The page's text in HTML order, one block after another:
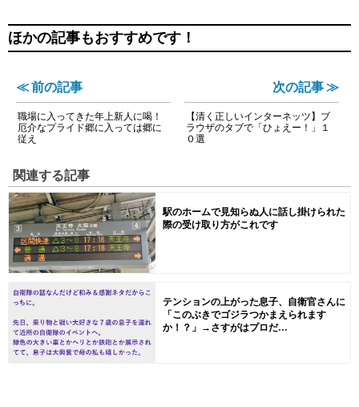
ほかの記事もおすすめです！
≪ 前の記事
職場に入ってきた年上新人に喝！
厄介なプライド郷に入っては郷に
従え
次の記事 ≫
【清く正しいインターネッツ】ブ
ラウザのタブで「ひょえー！」１
０選
関連する記事
駅のホームで見知らぬ人に話し掛けられた
際の受け取り方がこれです
テンションの上がった息子、自衛官さんに
「このぶきでゴジラつかまえられます
か！？」→さすがはプロだ...